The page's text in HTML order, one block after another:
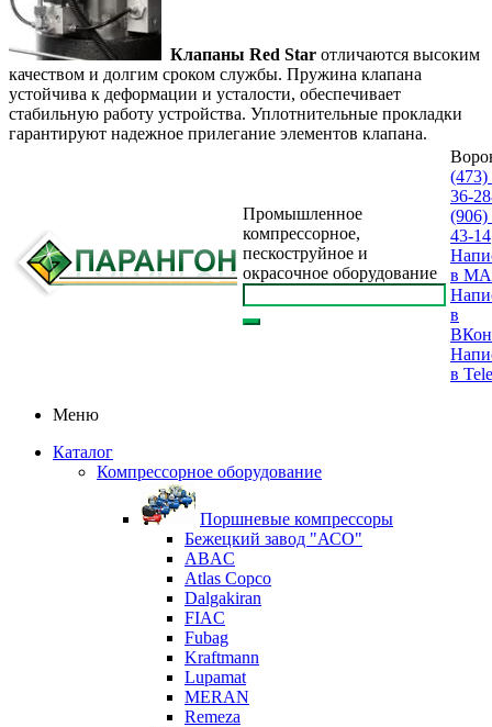
Клапаны Red Star отличаются высоким
качеством и долгим сроком службы. Пружина клапана
устойчива к деформации и усталости, обеспечивает
стабильную работу устройства. Уплотнительные прокладки
гарантируют надежное прилегание элементов клапана.
Промышленное
компрессорное,
пескоструйное и
окрасочное оборудование
(473)
36-28
(906)
43-14
в
в
в
Меню
Каталог
Компрессорное оборудование
Поршневые компрессоры
Бежецкий завод "АСО"
ABAC
Atlas Copco
Dalgakiran
FIAC
Fubag
Kraftmann
Lupamat
MERAN
Remeza